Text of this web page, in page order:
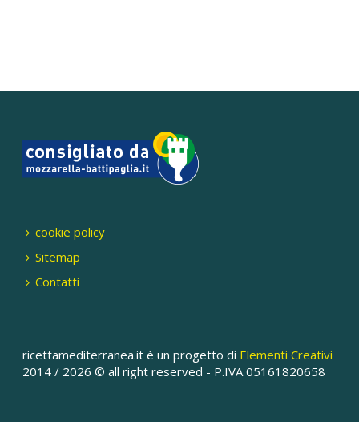
cookie policy
Sitemap
Contatti
ricettamediterranea.it è un progetto di Elementi Creativi
2014 / 2026 © all right reserved - P.IVA 05161820658